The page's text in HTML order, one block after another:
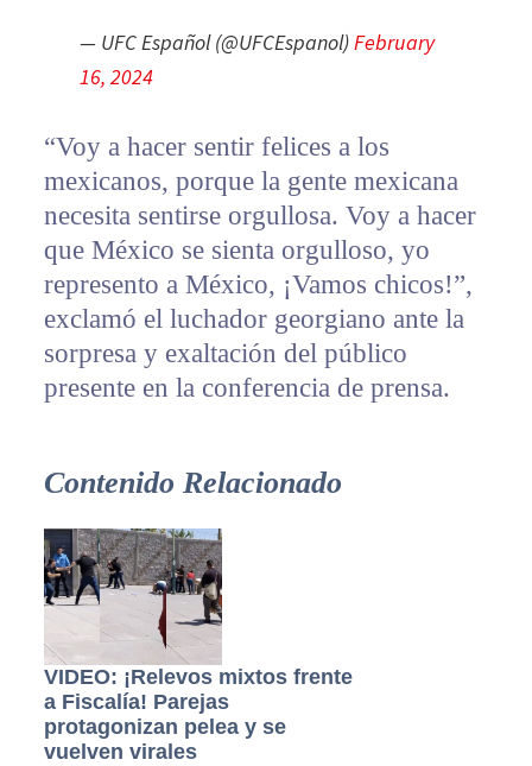
— UFC Español (@UFCEspanol)February
16, 2024
“Voy a hacer sentir felices a los
mexicanos, porque la gente mexicana
necesita sentirse orgullosa. Voy a hacer
que México se sienta orgulloso, yo
represento a México, ¡Vamos chicos!”,
exclamó el luchador georgiano ante la
sorpresa y exaltación del público
presente en la conferencia de prensa.
Contenido Relacionado
VIDEO: ¡Relevos mixtos frente
a Fiscalía! Parejas
protagonizan pelea y se
vuelven virales